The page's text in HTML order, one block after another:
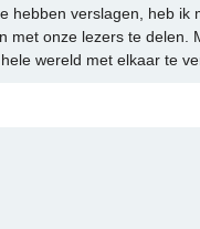
hebben verslagen, heb ik
met onze lezers te delen.
wereld met elkaar te